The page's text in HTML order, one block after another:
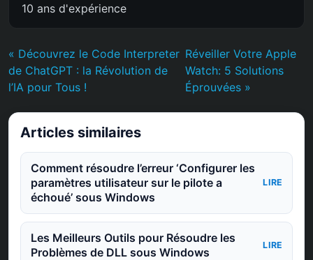
10 ans d'expérience
« Découvrez le Code Interpreter
de ChatGPT : la Révolution de
l’IA pour Tous !
Réveiller Votre Apple
Watch: 5 Solutions
Éprouvées »
Articles similaires
Comment résoudre l’erreur ‘Configurer les
paramètres utilisateur sur le pilote a
échoué’ sous Windows
LIRE
Les Meilleurs Outils pour Résoudre les
Problèmes de DLL sous Windows
LIRE